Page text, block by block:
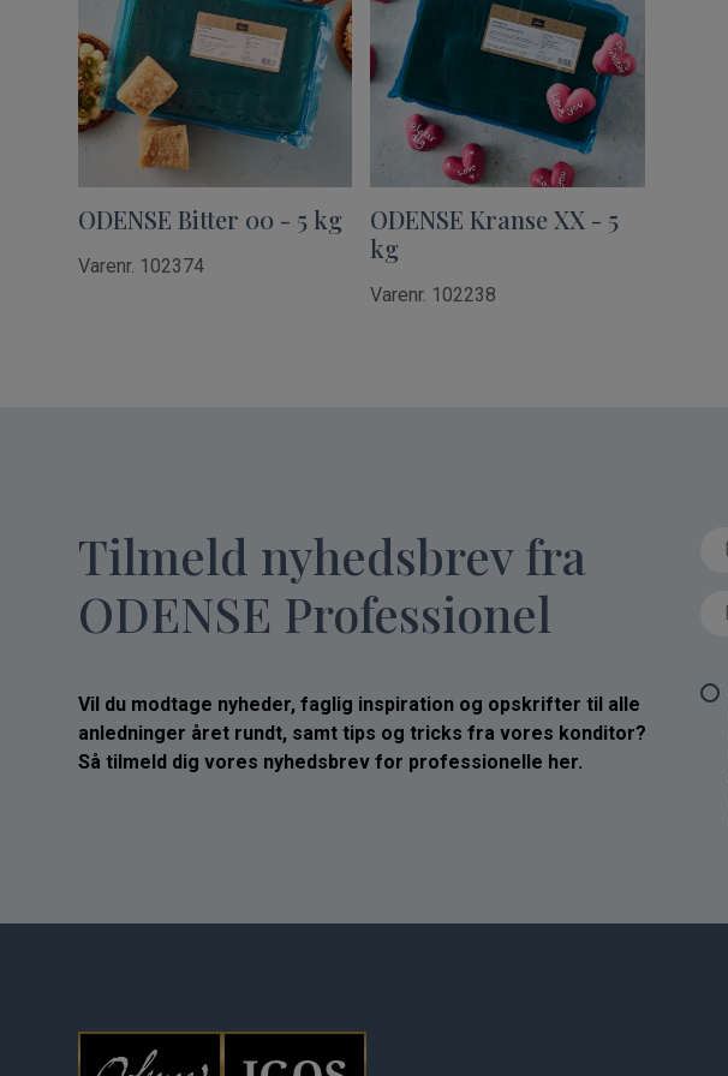
ODENSE Bitter 00 - 5 kg
Varenr. 102374
ODENSE Kranse XX - 5
kg
Varenr. 102238
Tilmeld nyhedsbrev fra
ODENSE Professionel
Vil du modtage nyheder, faglig inspiration og opskrifter til alle
anledninger året rundt, samt tips og tricks fra vores konditor?
Så tilmeld dig vores nyhedsbrev for professionelle her.